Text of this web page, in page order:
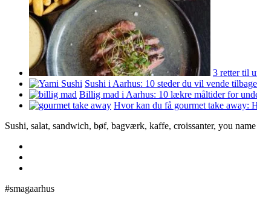
3 retter til
Sushi i Aarhus: 10 steder du vil vende
Billig mad i Aarhus: 10 lækre måltider for
Hvor kan du få gourmet take away:
Sushi, salat, sandwich, bøf, bagværk, kaffe, croissanter, you
#smagaarhus